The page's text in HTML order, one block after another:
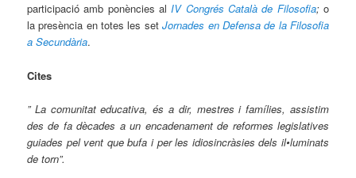
participació amb ponències al IV Congrés Català de Filosofia; o
la presència en totes les setJornades en Defensa de la Filosofia
a Secundària.
Cites
” La comunitat educativa, és a dir, mestres i famílies, assistim
des de fa dècades a un encadenament de reformes legislatives
guiades pel vent que bufa i per les idiosincràsies dels il•luminats
de torn”.